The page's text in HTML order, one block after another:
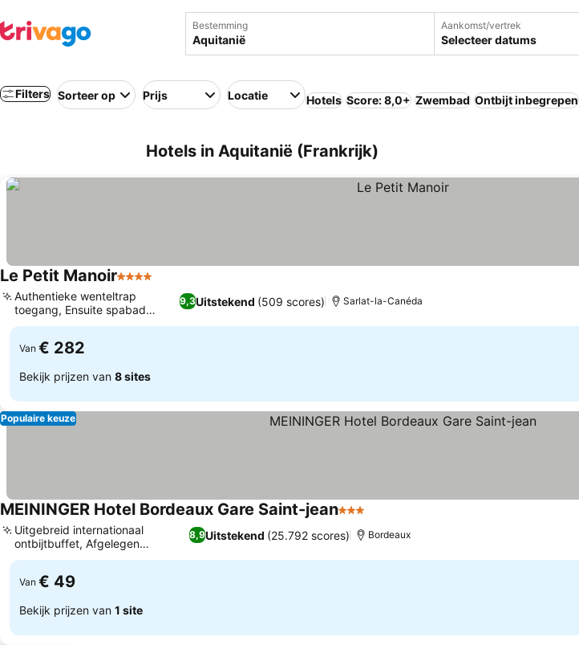
Bestemming Aankomst/vertrek
Selecteer datums
Filters Sorteer op Prijs Locatie Hotels Score: 8,0+ Zwembad Ontbijt inbegrepen
Hotels in Aquitanië (Frankrijk)
Le Petit Manoir4 Sterren
9,3Uitstekend (509 scores)
Authentieke wenteltrap
toegang, Ensuite spabad
opties
Sarlat-la-Canéda
Van € 282
Bekijk prijzen van 8 sites
Populaire keuze
MEININGER Hotel Bordeaux Gare Saint-jean3 Sterren
8,9Uitstekend (25.792 scores)
Uitgebreid internationaal
ontbijtbuffet, Afgelegen
binnenterras
Bordeaux
Van € 49
Bekijk prijzen van 1 site